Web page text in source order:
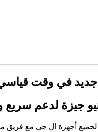
جيزة لدعم سريع
لجميع أجهزة ال جي مع